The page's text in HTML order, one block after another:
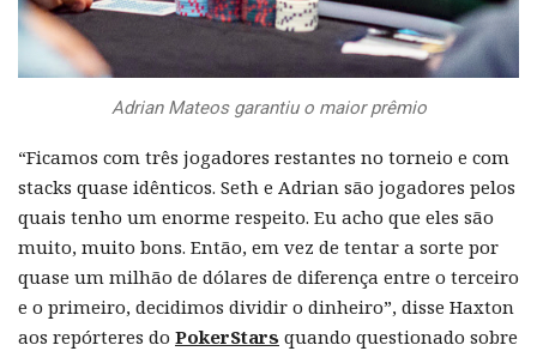
Adrian Mateos garantiu o maior prêmio
“Ficamos com três jogadores restantes no torneio e com
stacks quase idênticos. Seth e Adrian são jogadores pelos
quais tenho um enorme respeito. Eu acho que eles são
muito, muito bons. Então, em vez de tentar a sorte por
quase um milhão de dólares de diferença entre o terceiro
e o primeiro, decidimos dividir o dinheiro”, disse Haxton
aos repórteres do PokerStars quando questionado sobre